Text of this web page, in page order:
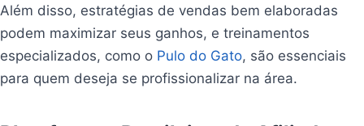
Além disso, estratégias de vendas bem elaboradas
podem maximizar seus ganhos, e treinamentos
especializados, como o Pulo do Gato, são essenciais
para quem deseja se profissionalizar na área.